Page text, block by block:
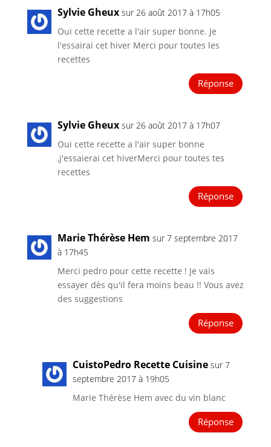
Sylvie Gheux sur 26 août 2017 à 17h05
Oui cette recette a l'air super bonne. Je
l'essairai cet hiver Merci pour toutes les
recettes
Réponse
Sylvie Gheux sur 26 août 2017 à 17h07
Oui cette recette a l'air super bonne
,j'essaierai cet hiverMerci pour toutes tes
recettes
Réponse
Marie Thérèse Hem sur 7 septembre 2017
à 17h45
Merci pedro pour cette recette ! Je vais
essayer dès qu'il fera moins beau !! Vous avez
des suggestions
Réponse
CuistoPedro Recette Cuisine sur 7
septembre 2017 à 19h05
Marie Thérèse Hem avec du vin blanc
Réponse